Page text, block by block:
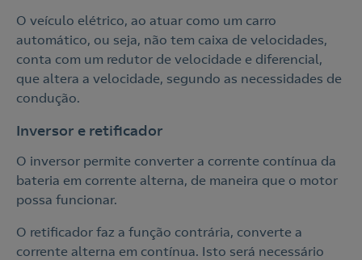
O veículo elétrico, ao atuar como um carro
automático, ou seja, não tem caixa de velocidades,
conta com um redutor de velocidade e diferencial,
que altera a velocidade, segundo as necessidades de
condução.
Inversor e retificador
O inversor permite converter a corrente contínua da
bateria em corrente alterna, de maneira que o motor
possa funcionar.
O retificador faz a função contrária, converte a
corrente alterna em contínua. Isto será necessário